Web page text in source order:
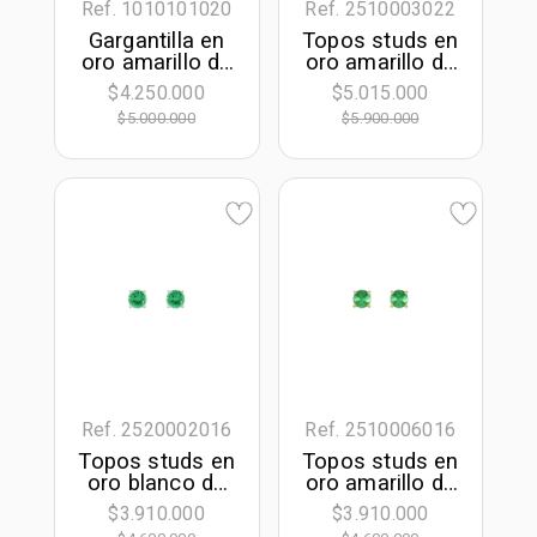
Ref. 1010101020
Gargantilla en
oro amarillo de
18 Kilates,
Uñas, con
esmeralda
largo, 0.50 mm.
$4.250.000
$5.000.000
Ref. 2510003022
Topos studs en
oro amarillo de
18 Kilates, con
2 esmeralda
laboratorios
$5.015.000
$5.900.000
Ref. 2520002016
Topos studs en
oro blanco de
18 Kilates, con
2 esmeralda
$3.910.000
Ref. 2510006016
Topos studs en
oro amarillo de
18 Kilates, con
2 esmeralda
$3.910.000